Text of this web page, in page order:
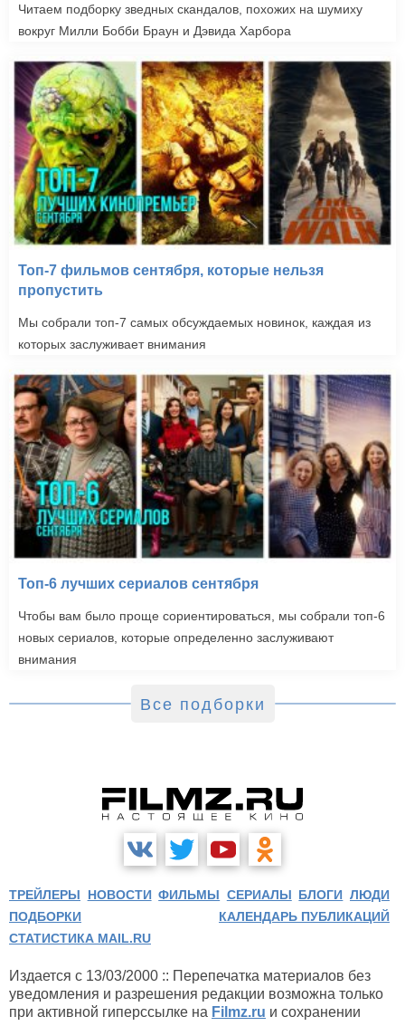
Маска (1994)
Читаем подборку зведных скандалов, похожих на шумиху
вокруг Милли Бобби Браун и Дэвида Харбора
Топ-7 фильмов сентября, которые нельзя
пропустить
Мы собрали топ-7 самых обсуждаемых новинок, каждая из
которых заслуживает внимания
Топ-6 лучших сериалов сентября
Чтобы вам было проще сориентироваться, мы собрали топ-6
новых сериалов, которые определенно заслуживают
внимания
Все подборки
ТРЕЙЛЕРЫ НОВОСТИ ФИЛЬМЫ СЕРИАЛЫ БЛОГИ ЛЮДИ
ПОДБОРКИ
КАЛЕНДАРЬ ПУБЛИКАЦИЙ
СТАТИСТИКА MAIL.RU
Издается с 13/03/2000 :: Перепечатка материалов без
уведомления и разрешения редакции возможна только
при активной гиперссылке на Filmz.ru и сохранении